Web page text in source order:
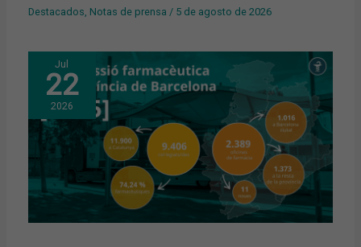
Destacados Notas de prensa / 5 de agosto de 2026
Jul
22
2026